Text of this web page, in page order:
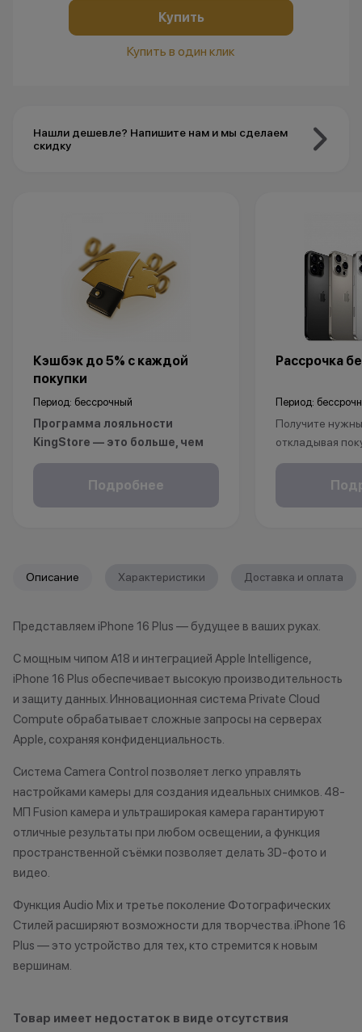
Купить
Купить в один клик
Нашли дешевле? Напишите нам и мы сделаем
скидку
Кэшбэк до 5% с каждой
покупки
Период: бессрочный
Программа лояльности
KingStore — это больше, чем
просто бонусы.
Покупайте технику и аксессуары,
За покупки начисляются бонусные
баллы
Бонусными баллами можно
оплатить:
до 10% от чека — на
оригинальную продукцию Dyson и
Xiaomi.
до 5% от чека — на оригинальную
продукцию Apple;
до 2% от чека — на новые iPhone;
Статусы программы
лояльности
Подробнее
Рассрочка
Период:
Получите
откладывая
Рассрочка без
клиентов от 18
•Организатор
право отказать
договора
причинам
•Организатор
усмотрение
изменить
Описание Характеристики Доставка и оплата
Представляем iPhone 16 Plus — будущее в ваших руках.
С мощным чипом A18 и интеграцией Apple Intelligence,
iPhone 16 Plus обеспечивает высокую производительность
и защиту данных. Инновационная система Private Cloud
Compute обрабатывает сложные запросы на серверах
Apple, сохраняя конфиденциальность.
Система Camera Control позволяет легко управлять
настройками камеры для создания идеальных снимков. 48-
МП Fusion камера и ультраширокая камера гарантируют
отличные результаты при любом освещении, а функция
пространственной съёмки позволяет делать 3D-фото и
видео.
Функция Audio Mix и третье поколение Фотографических
Стилей расширяют возможности для творчества. iPhone 16
Plus — это устройство для тех, кто стремится к новым
вершинам.
Товар имеет недостаток в виде отсутствия